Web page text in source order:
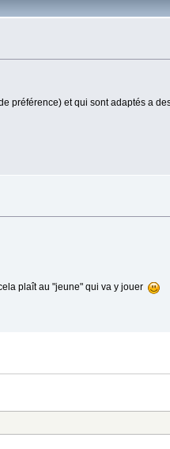
préférence) et qui sont adaptés a
plaît au "jeune" qui va y jouer